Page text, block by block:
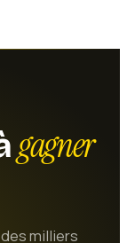
gagner
milliers